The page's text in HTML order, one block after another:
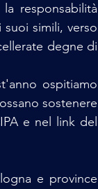
responsabilità
simili, verso
degne di
sostenere
e nel link del
e province